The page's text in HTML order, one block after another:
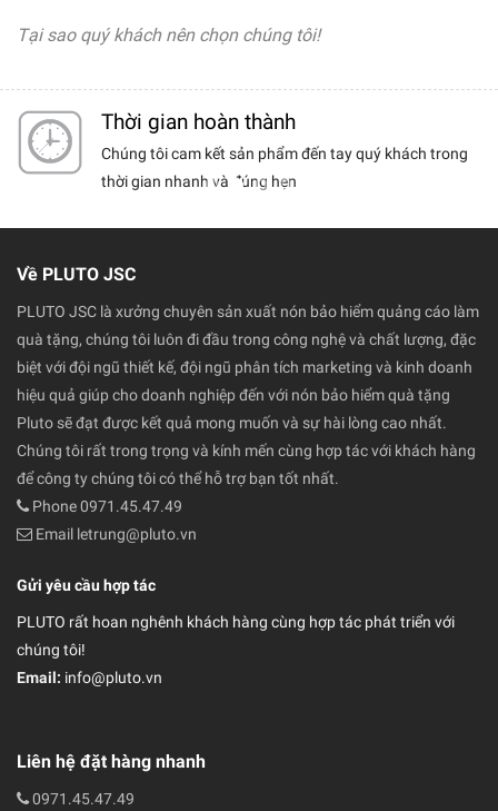
Tại sao quý khách nên chọn chúng tôi!
chất
Thời gian hoàn thành
Chúng tôi cam kết sản phẩm đến tay quý khách trong
thời gian nhanh và đúng hẹn
Về PLUTO JSC
PLUTO JSC là xưởng chuyên sản xuất nón bảo hiểm quảng cáo làm
quà tặng, chúng tôi luôn đi đầu trong công nghệ và chất lượng, đặc
biệt với đội ngũ thiết kế, đội ngũ phân tích marketing và kinh doanh
hiệu quả giúp cho doanh nghiệp đến với nón bảo hiểm quà tặng
Pluto sẽ đạt được kết quả mong muốn và sự hài lòng cao nhất.
Chúng tôi rất trong trọng và kính mến cùng hợp tác với khách hàng
để công ty chúng tôi có thể hỗ trợ bạn tốt nhất.
Phone 0971.45.47.49
Email letrung@pluto.vn
Gửi yêu cầu hợp tác
PLUTO rất hoan nghênh khách hàng cùng hợp tác phát triển với
chúng tôi!
Email: info@pluto.vn
Liên hệ đặt hàng nhanh
0971.45.47.49